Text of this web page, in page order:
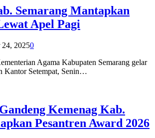
Semarang Mantapkan
Apel Pagi
20250
Agama Kabupaten Semarang gelar
Kantor Setempat, Senin…
Kemenag Kab.
Pesantren Award 2026